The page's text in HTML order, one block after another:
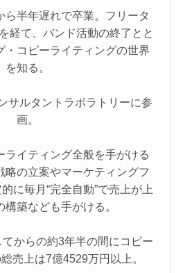
ら半年遅れで卒業。フリータ
経て、バンド活動の終了とと
・コピーライティングの世界
を知る。
サルタントラボラトリーに参
画。
ライティング全般を手がける
略の立案やマーケティングフ
に毎月“完全自動”で売上が上
構築なども手がける。
からの約3年半の間にコピー
売上は7億4529万円以上。